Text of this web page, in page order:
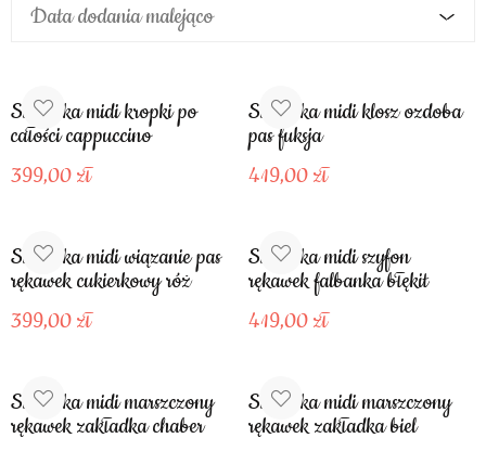
Data dodania malejąco
Sukienka midi kropki po
całości cappuccino
399,00
Sukienka midi klosz ozdoba
pas fuksja
419,00
Sukienka midi wiązanie pas
rękawek cukierkowy róż
399,00
Sukienka midi szyfon
rękawek falbanka błękit
419,00
Sukienka midi marszczony
rękawek zakładka chaber
Sukienka midi marszczony
rękawek zakładka biel